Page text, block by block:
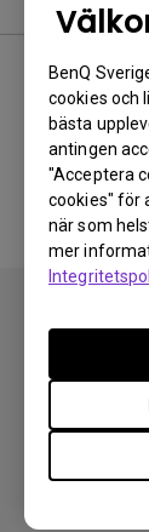
BenQ
cookies och
bästa
antingen
"Acceptera
cookies" för
när som
mer
Produkter